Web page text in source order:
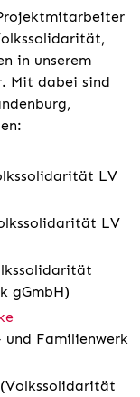
in unserem
Mit dabei sind
LV
LV
gGmbH)
Familienwerk
(Volkssolidarität